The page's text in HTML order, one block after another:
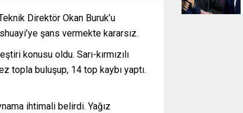
Direktör Okan Buruk’u
şans vermekte kararsız.
konusu oldu. Sarı-kırmızılı
topla buluşup, 14 top kaybı yaptı.
ihtimali belirdi. Yağız